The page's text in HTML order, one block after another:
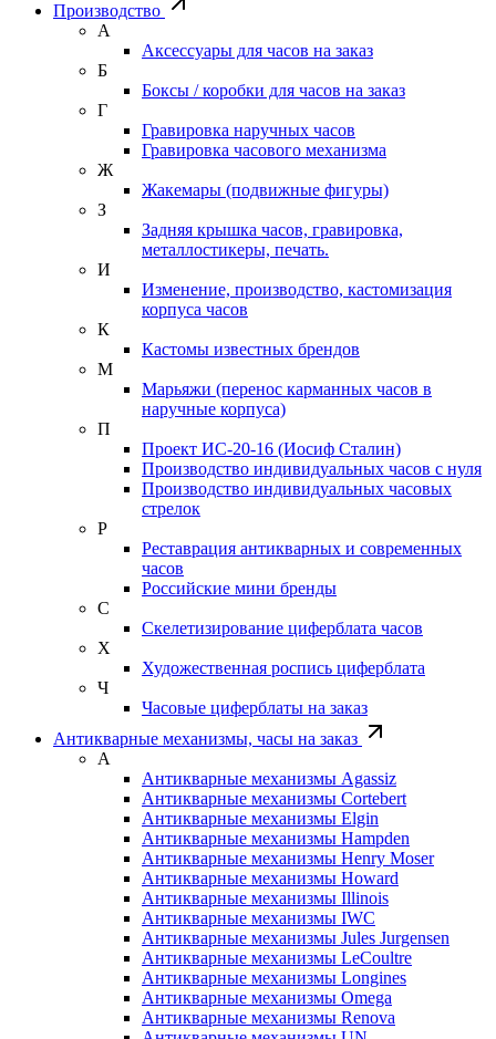
Производство
А
Аксессуары для часов на заказ
Б
Боксы / коробки для часов на заказ
Г
Гравировка наручных часов
Гравировка часового механизма
Ж
Жакемары (подвижные фигуры)
З
Задняя крышка часов, гравировка,
металлостикеры, печать.
И
Изменение, производство, кастомизация
корпуса часов
К
Кастомы известных брендов
М
Марьяжи (перенос карманных часов в
наручные корпуса)
П
Проект ИС-20-16 (Иосиф Сталин)
Производство индивидуальных часов с нуля
Производство индивидуальных часовых
стрелок
Р
Реставрация антикварных и современных
часов
Российские мини бренды
С
Скелетизирование циферблата часов
Х
Художественная роспись циферблата
Ч
Часовые циферблаты на заказ
Антикварные механизмы, часы на заказ
А
Антикварные механизмы Agassiz
Антикварные механизмы Cortebert
Антикварные механизмы Elgin
Антикварные механизмы Hampden
Антикварные механизмы Henry Moser
Антикварные механизмы Howard
Антикварные механизмы Illinois
Антикварные механизмы IWC
Антикварные механизмы Jules Jurgensen
Антикварные механизмы LeCoultre
Антикварные механизмы Longines
Антикварные механизмы Omega
Антикварные механизмы Renova